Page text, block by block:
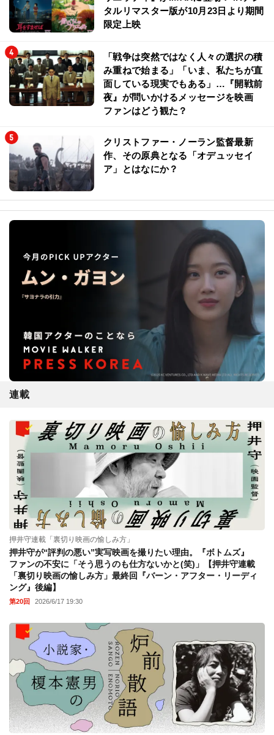
タルリマスター版が10月23日より期間
限定上映
「戦争は突然ではなく人々の選択の積
み重ねで始まる」「いま、私たちが直
面している現実でもある」…『開戦前
夜』が問いかけるメッセージを映画
ファンはどう観た？
クリストファー・ノーラン監督最新
作、その原典となる「オデュッセイ
ア」とはなにか？
連載
押井守連載「裏切り映画の愉しみ方」
押井守が“評判の悪い”実写映画を撮りたい理由。『ボトムズ』
ファンの不安に「そう思うのも仕方ないかと(笑)」【押井守連載
「裏切り映画の愉しみ方」最終回『バーン・アフター・リーディ
ング』後編】
第20回 2026/6/17 19:30